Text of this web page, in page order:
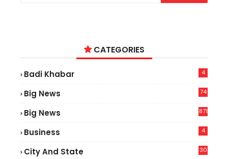
CATEGORIES
Badi Khabar 4
Big News
74
Big News 871
Business 4
City And State 30